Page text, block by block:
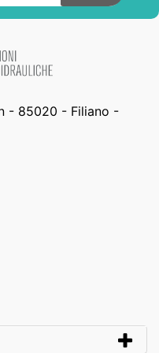
- 85020 - Filiano -